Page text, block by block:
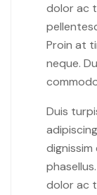
dolor ac
Proin at
neque.
Duis
dolor ac